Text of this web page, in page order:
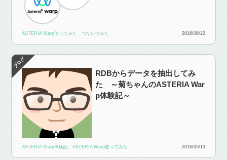
ASTERIA Warp使ってみた つないでみた 2016/06/22
RDBからデータを抽出してみ
た ～菊ちゃんのASTERIA War
p体験記～
ASTERIA Warp体験記 ASTERIA Warp使ってみた 2016/05/13